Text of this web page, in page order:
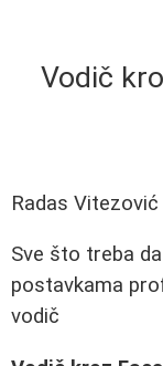
Vodič
Radas Vitezović
Sve što treba
postavkama
vodič